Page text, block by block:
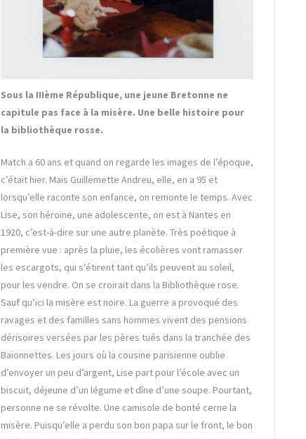
Sous la IIIème République, une jeune Bretonne ne
capitule pas face à la misère. Une belle histoire pour
la bibliothèque rosse.
Match a 60 ans et quand on regarde les images de l’époque,
c’était hier. Mais Guillemette Andreu, elle, en a 95 et
lorsqu’elle raconte son enfance, on remonte le temps. Avec
Lise, son héroïne, une adolescente, on est à Nantes en
1920, c’est-à-dire sur une autre planète. Très poétique à
première vue : après la pluie, les écolières vont ramasser
les escargots, qui s’étirent tant qu’ils peuvent au soleil,
pour les vendre. On se croirait dans la Bibliothèque rose.
Sauf qu’ici la misère est noire. La guerre a provoqué des
ravages et des familles sans hommes vivent des pensions
dérisoires versées par les pères tués dans la tranchée des
Baïonnettes. Les jours où la cousine parisienne oublie
d’envoyer un peu d’argent, Lise part pour l’école avec un
biscuit, déjeune d’un légume et dîne d’une soupe. Pourtant,
personne ne se révolte. Une camisole de bonté cerne la
misère. Puisqu’elle a perdu son bon papa sur le front, le bon